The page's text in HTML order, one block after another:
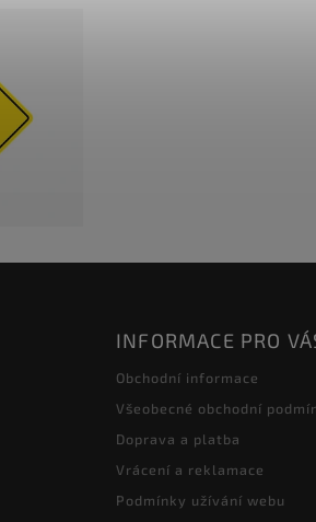
INFORMACE PRO
Obchodní informace
Všeobecné obchodní
Doprava a platba
Vrácení a reklamace
Podmínky užívání webu